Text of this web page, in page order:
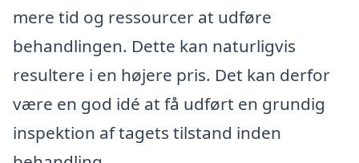
mere tid og ressourcer at udføre
behandlingen. Dette kan naturligvis
resultere i en højere pris. Det kan derfor
være en god idé at få udført en grundig
inspektion af tagets tilstand inden